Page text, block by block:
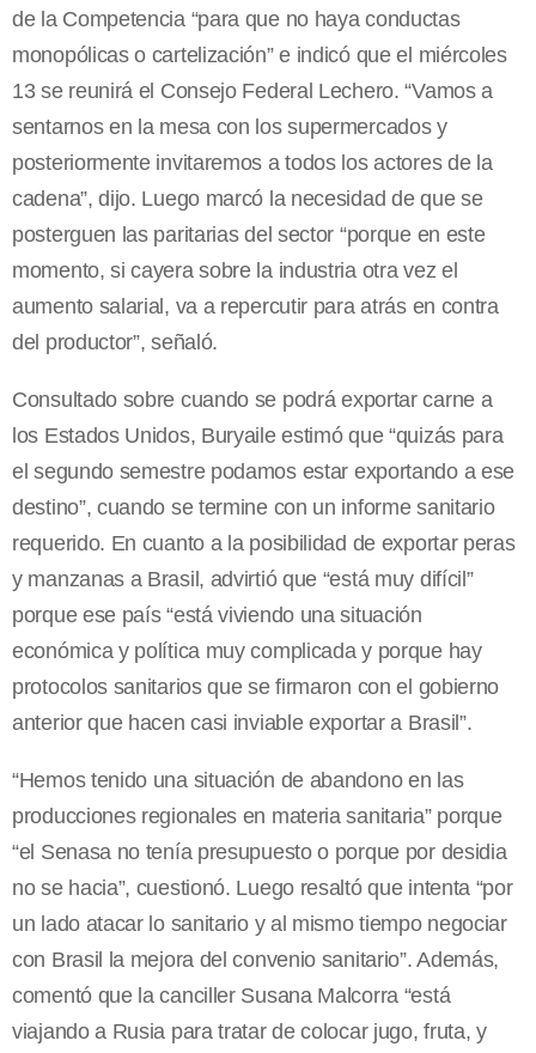
de la Competencia “para que no haya conductas
monopólicas o cartelización” e indicó que el miércoles
13 se reunirá el Consejo Federal Lechero. “Vamos a
sentarnos en la mesa con los supermercados y
posteriormente invitaremos a todos los actores de la
cadena”, dijo. Luego marcó la necesidad de que se
posterguen las paritarias del sector “porque en este
momento, si cayera sobre la industria otra vez el
aumento salarial, va a repercutir para atrás en contra
del productor”, señaló.
Consultado sobre cuando se podrá exportar carne a
los Estados Unidos, Buryaile estimó que “quizás para
el segundo semestre podamos estar exportando a ese
destino”, cuando se termine con un informe sanitario
requerido. En cuanto a la posibilidad de exportar peras
y manzanas a Brasil, advirtió que “está muy difícil”
porque ese país “está viviendo una situación
económica y política muy complicada y porque hay
protocolos sanitarios que se firmaron con el gobierno
anterior que hacen casi inviable exportar a Brasil”.
“Hemos tenido una situación de abandono en las
producciones regionales en materia sanitaria” porque
“el Senasa no tenía presupuesto o porque por desidia
no se hacia”, cuestionó. Luego resaltó que intenta “por
un lado atacar lo sanitario y al mismo tiempo negociar
con Brasil la mejora del convenio sanitario”. Además,
comentó que la canciller Susana Malcorra “está
viajando a Rusia para tratar de colocar jugo, fruta, y